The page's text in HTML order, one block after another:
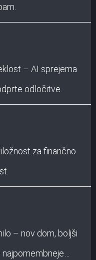
– AI sprejema
odločitve.
za finančno
– nov dom, boljši
najpomembneje…